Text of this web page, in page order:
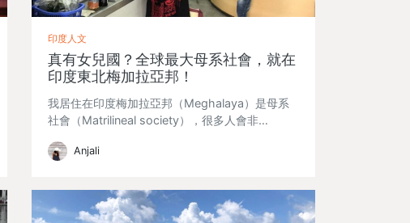
印度人文
真有女兒國？全球最大母系社會，就在
印度東北梅加拉亞邦！
我居住在印度梅加拉亞邦（Meghalaya）是母系
社會（Matrilineal society），很多人會非…
Anjali